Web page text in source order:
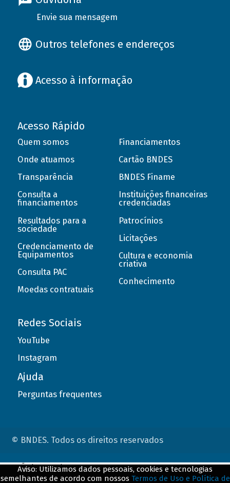
Envie sua mensagem
Outros telefones e endereços
Acesso à informação
Acesso Rápido
Quem somos
Onde atuamos
Transparência
Consulta a
financiamentos
Resultados para a
sociedade
Credenciamento de
Equipamentos
Consulta PAC
Moedas contratuais
Financiamentos
Cartão BNDES
BNDES Finame
Instituições financeiras
credenciadas
Patrocínios
Licitações
Cultura e economia
criativa
Conhecimento
Redes Sociais
YouTube
Instagram
Ajuda
Perguntas frequentes
© BNDES. Todos os direitos reservados
Aviso: Utilizamos dados pessoais, cookies e tecnologias
semelhantes de acordo com nossos Termos de Uso e Política de
ConteÃºdo complementar